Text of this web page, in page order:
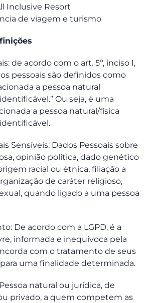
Inclusive Resort
de viagem e turismo
de acordo com o art. 5º, inciso I,
pessoais são definidos como
a pessoa natural
Ou seja, é uma
a pessoa natural/física
Sensíveis: Dados Pessoais sobre
opinião política, dado genético
racial ou étnica, filiação a
de caráter religioso,
quando ligado a uma pessoa
De acordo com a LGPD, é a
informada e inequívoca pela
com o tratamento de seus
uma finalidade determinada.
natural ou jurídica, de
privado, a quem competem as